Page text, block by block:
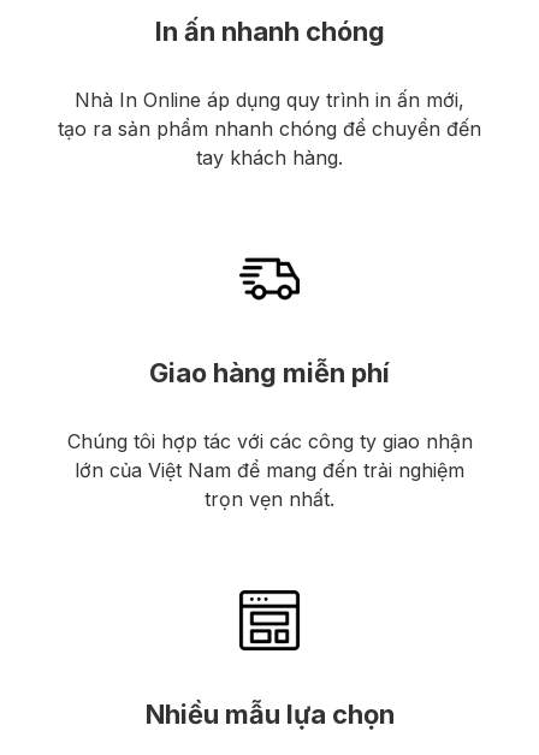
In ấn nhanh chóng
Nhà In Online áp dụng quy trình in ấn mới,
tạo ra sản phẩm nhanh chóng để chuyển đến
tay khách hàng.
Giao hàng miễn phí
Chúng tôi hợp tác với các công ty giao nhận
lớn của Việt Nam để mang đến trải nghiệm
trọn vẹn nhất.
Nhiều mẫu lựa chọn